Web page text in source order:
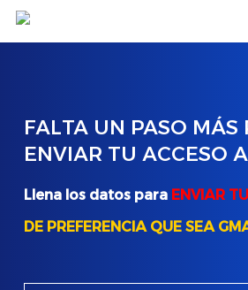
Skip
to
FALTA UN PASO MÁS
ENVIAR TU ACCESO
Llena los datos para ENVIAR
DE PREFERENCIA QUE SEA